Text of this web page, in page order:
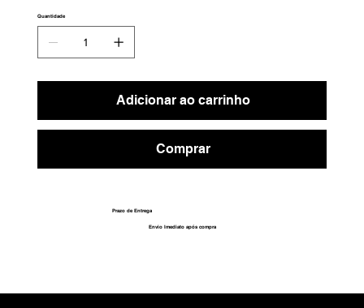
Quantidade
Adicionar ao carrinho
Comprar
Prazo de Entrega
Envio Imediato após compra